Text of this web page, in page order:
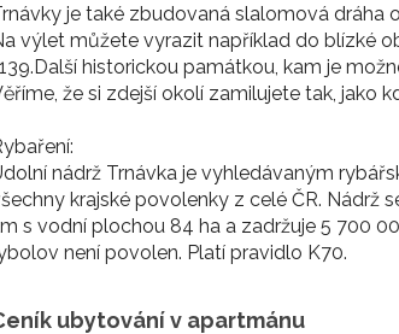
je také zbudovaná slalomová dráha
výlet můžete vyrazit například do blízké
historickou památkou, kam je
že si zdejší okolí zamilujete tak, jako
nádrž Trnávka je vyhledávaným
krajské povolenky z celé ČR. Nádrž
s vodní plochou 84 ha a zadržuje 5 700
není povolen. Platí pravidlo K70.
ubytování v apartmánu